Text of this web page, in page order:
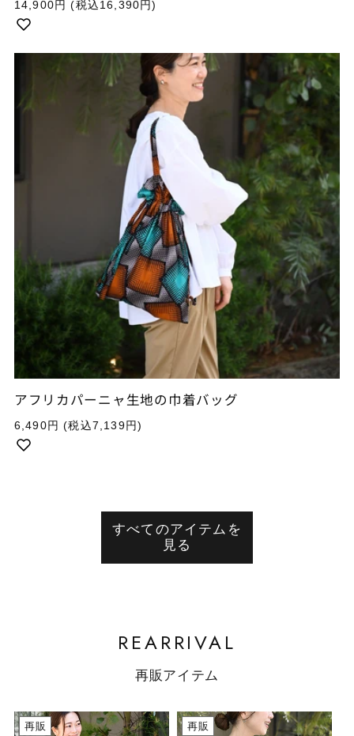
常
価
格
14,900円(税込16,390円)
アフリカパーニャ生地の巾着バッグ
通
常
価
6,490円(税込7,139円)
すべてのアイテムを
見る
REARRIVAL
再販アイテム
再販 再販